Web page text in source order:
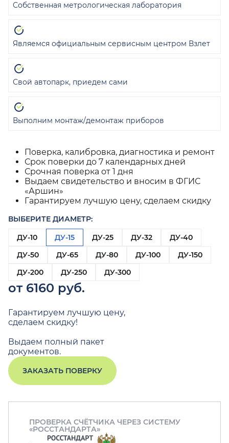
Поверка, калибровка, диагностика и ремонт
Срок поверки до 7 календарных дней
Срочная поверка от 1 дня
Выдаем свидетельство и вносим в ФГИС
«Аршин»
Гарантируем лучшую цену, сделаем скидку
ВЫБЕРИТЕ ДИАМЕТР:
ДУ-10
ДУ-15 ДУ-25 ДУ-32
ДУ-40
ДУ-50
ДУ-65 ДУ-80 ДУ-100
ДУ-150
ДУ-200
ДУ-250 ДУ-300
от 6160 руб.
Гарантируем лучшую цену,
сделаем скидку!
Выдаем полный пакет
документов.
ЗАКАЗАТЬ ПОВЕРКУ
Собственная метрологическая лаборатория
Являемся официальным сервисным центром Взлет
Свой автопарк, приедем сами
Выполним монтаж/демонтаж приборов
ПРОВЕРКА СЧЁТЧИКА ЧЕРЕЗ СИСТЕМУ
«РОССТАНДАРТА»